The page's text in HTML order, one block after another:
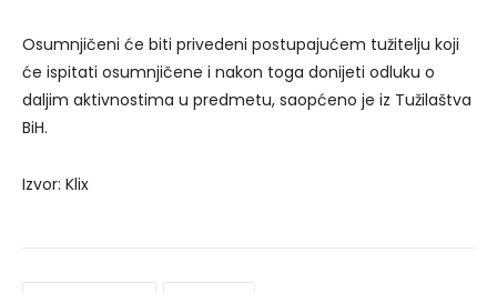
Osumnjičeni će biti privedeni postupajućem tužitelju koji
će ispitati osumnjičene i nakon toga donijeti odluku o
daljim aktivnostima u predmetu, saopćeno je iz Tužilaštva
BiH.
Izvor: Klix